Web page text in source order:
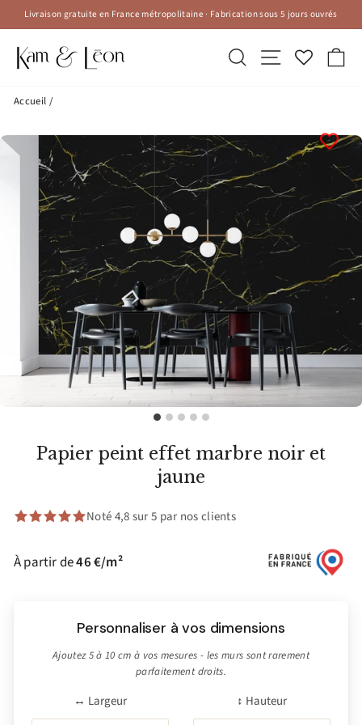
Passer
Diaporama
Livraison gratuite en France métropolitaine · Fabrication sous 5 jours ouvrés
RechercherNavigation
Accueil /
Papier peint effet marbre noir et
jaune
Noté 4,8 sur 5 par nos clients
À partir de46 €/m²
Personnaliser à vos dimensions
Ajoutez 5 à 10 cm à vos mesures - les murs sont rarement
parfaitement droits.
↔ Largeur ↕ Hauteur